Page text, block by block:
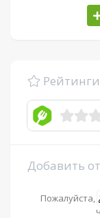
Рейтинги
Добавить
Пожалуйста,